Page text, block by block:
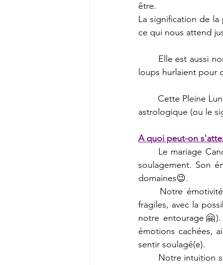
être.
La signification de
ce qui nous attend
loups hurlaient pour
astrologique (ou le
A quoi peut-on
soulagement. Son
domaines😉.
fragiles, avec la
notre
émotions cachées,
sentir soulagé(e).